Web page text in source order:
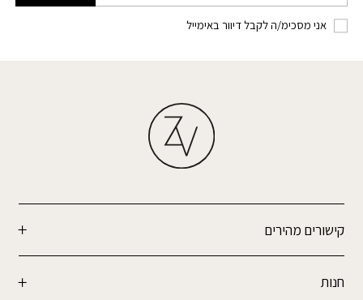
אני מסכימ/ה לקבל דיוור באימייל
קישורים מהירים
חנות